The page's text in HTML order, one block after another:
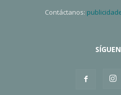
Contáctanos: